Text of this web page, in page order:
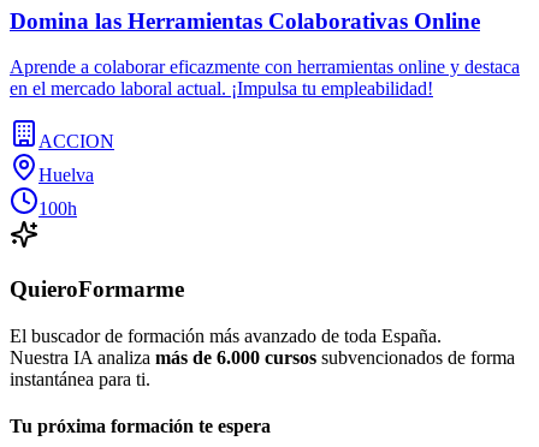
Domina las Herramientas Colaborativas Online
Aprende a colaborar eficazmente con herramientas online y destaca
en el mercado laboral actual. ¡Impulsa tu empleabilidad!
ACCION
Huelva
100h
QuieroFormarme
El buscador de formación más avanzado de toda España.
Nuestra IA analiza más de 6.000 cursos subvencionados de forma
instantánea para ti.
Tu próxima formación te espera